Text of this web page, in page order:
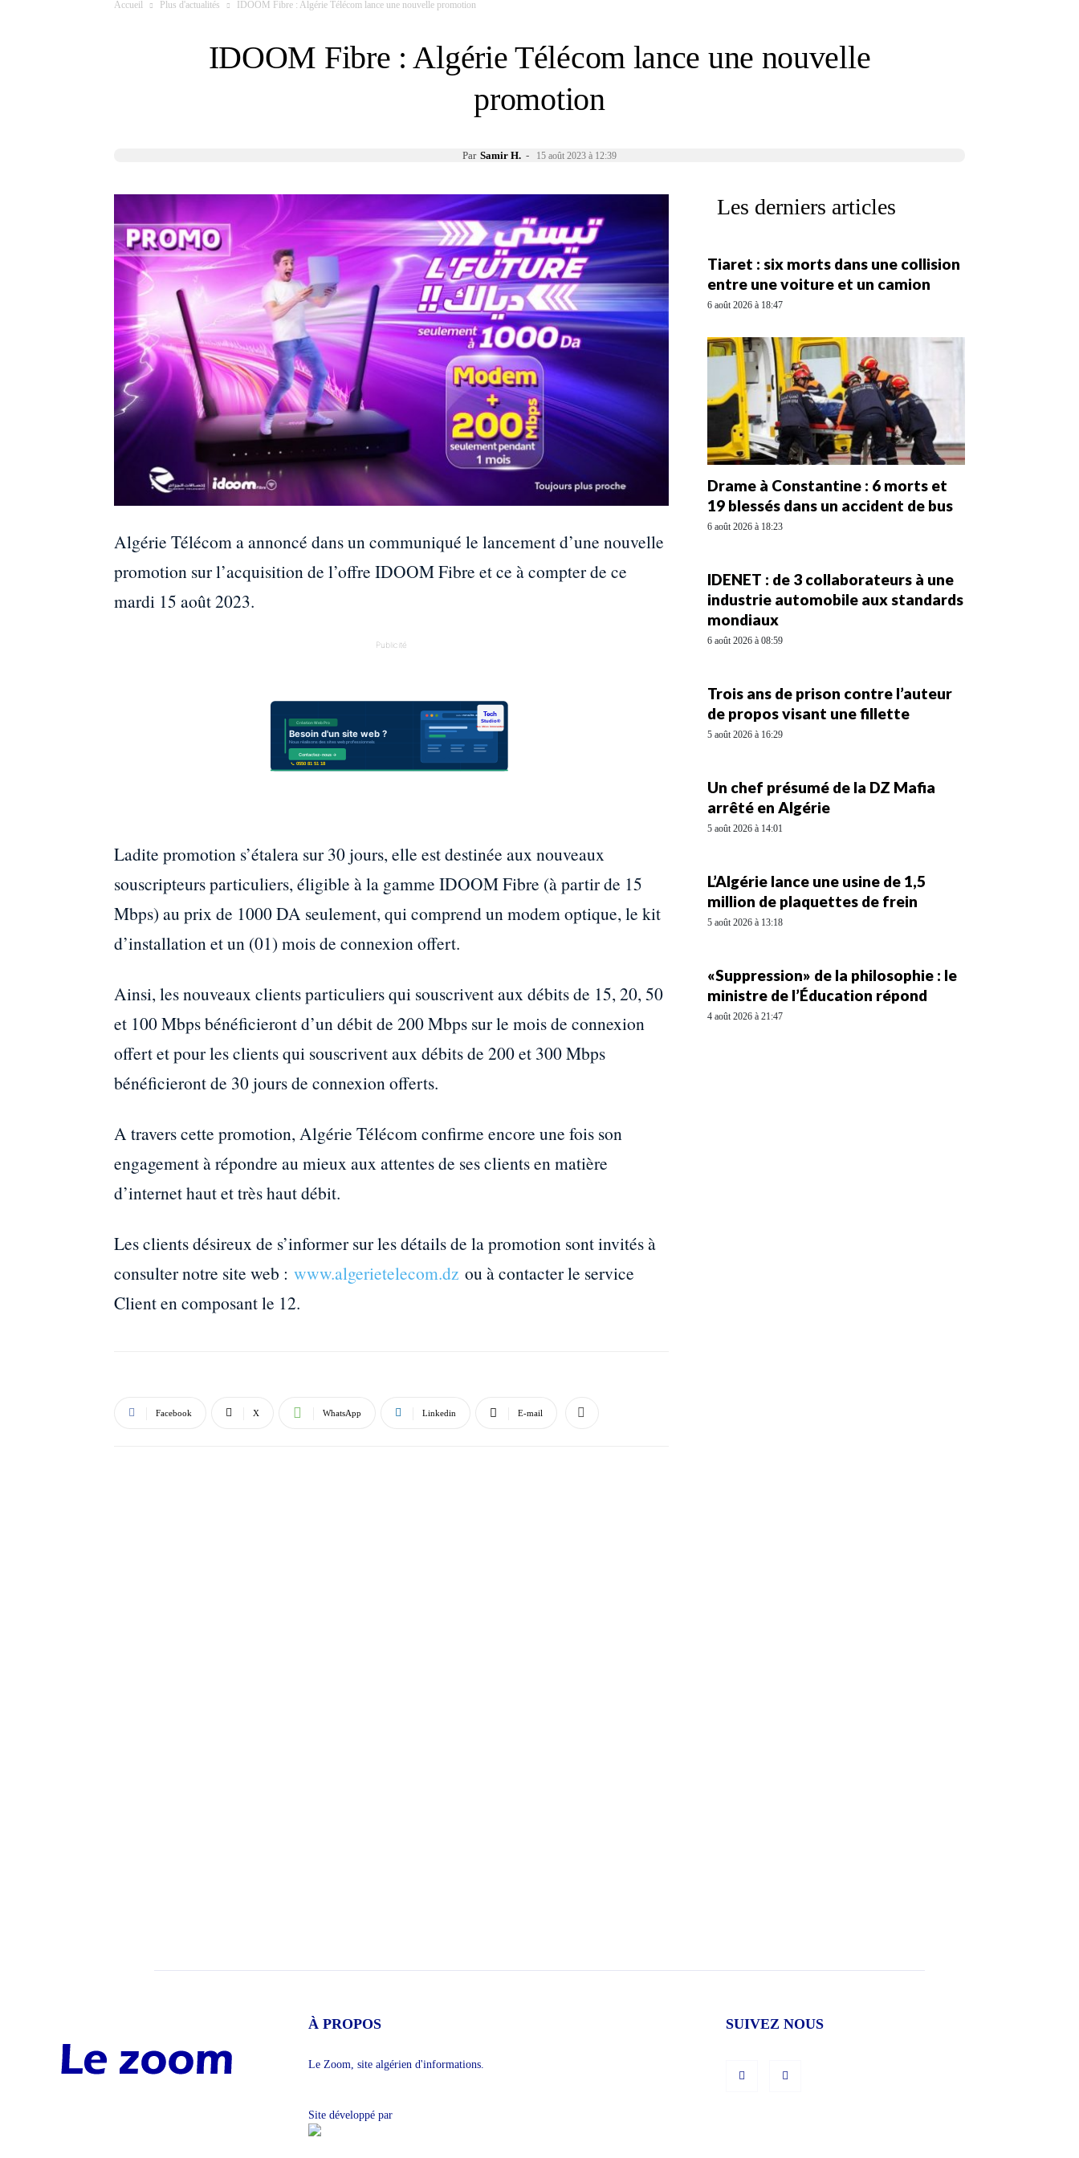
Accueil Plus d'actualités IDOOM Fibre : Algérie Télécom lance une nouvelle promotion
IDOOM Fibre : Algérie Télécom lance une nouvelle
promotion
Par Samir H. - 15 août 2023 à 12:39
Algérie Télécom a annoncé dans un communiqué le lancement d’une nouvelle
promotion sur l’acquisition de l’offre IDOOM Fibre et ce à compter de ce
mardi 15 août 2023.
Publicité
Ladite promotion s’étalera sur 30 jours, elle est destinée aux nouveaux
souscripteurs particuliers, éligible à la gamme IDOOM Fibre (à partir de 15
Mbps) au prix de 1000 DA seulement, qui comprend un modem optique, le kit
d’installation et un (01) mois de connexion offert.
Ainsi, les nouveaux clients particuliers qui souscrivent aux débits de 15, 20, 50
et 100 Mbps bénéficieront d’un débit de 200 Mbps sur le mois de connexion
offert et pour les clients qui souscrivent aux débits de 200 et 300 Mbps
bénéficieront de 30 jours de connexion offerts.
A travers cette promotion, Algérie Télécom confirme encore une fois son
engagement à répondre au mieux aux attentes de ses clients en matière
d’internet haut et très haut débit.
Les clients désireux de s’informer sur les détails de la promotion sont invités à
consulter notre site web : www.algerietelecom.dz ou à contacter le service
Client en composant le 12.
Facebook X WhatsApp Linkedin E-mail
Les derniers articles
Tiaret : six morts dans une collision
entre une voiture et un camion
6 août 2026 à 18:47
Drame à Constantine : 6 morts et
19 blessés dans un accident de bus
6 août 2026 à 18:23
IDENET : de 3 collaborateurs à une
industrie automobile aux standards
mondiaux
6 août 2026 à 08:59
Trois ans de prison contre l’auteur
de propos visant une fillette
5 août 2026 à 16:29
Un chef présumé de la DZ Mafia
arrêté en Algérie
5 août 2026 à 14:01
L’Algérie lance une usine de 1,5
million de plaquettes de frein
5 août 2026 à 13:18
«Suppression» de la philosophie : le
ministre de l’Éducation répond
4 août 2026 à 21:47
À PROPOS
Le Zoom, site algérien d'informations.
Site développé par
SUIVEZ NOUS